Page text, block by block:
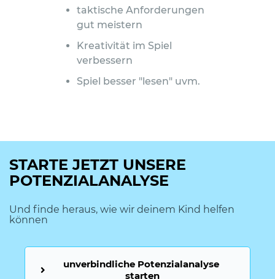
taktische Anforderungen
gut meistern
Kreativität im Spiel
verbessern
Spiel besser "lesen" uvm.
STARTE JETZT UNSERE
POTENZIALANALYSE
Und finde heraus, wie wir deinem Kind helfen
können
unverbindliche Potenzialanalyse
starten